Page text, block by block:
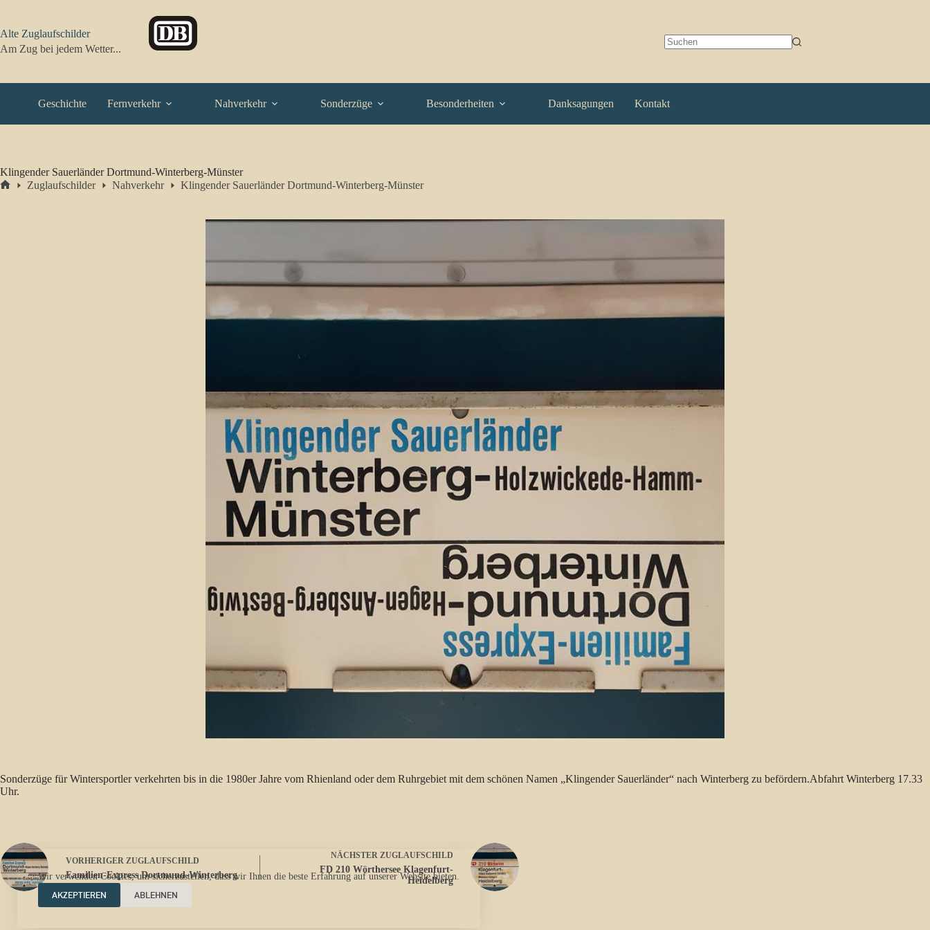
springen
Wir verwenden Cookies, um sicherzustellen, dass wir Ihnen die beste Erfahrung auf unserer Website bieten.
AKZEPTIEREN
ABLEHNEN
Alte Zuglaufschilder
Am Zug bei jedem Wetter...
Geschichte Fernverkehr Nahverkehr Sonderzüge Besonderheiten Danksagungen Kontakt
Klingender Sauerländer Dortmund-Winterberg-Münster
Zuglaufschilder Nahverkehr Klingender Sauerländer Dortmund-Winterberg-Münster
Sonderzüge für Wintersportler verkehrten bis in die 1980er Jahre vom Rhienland oder dem Ruhrgebiet mit dem schönen Namen „Klingender Sauerländer“ nach Winterberg zu befördern.Abfahrt Winterberg 17.33
Uhr.
VORHERIGER ZUGLAUFSCHILD
Familien-Express Dortmund-Winterberg
NÄCHSTER ZUGLAUFSCHILD
FD 210 Wörthersee Klagenfurt-
Heidelberg